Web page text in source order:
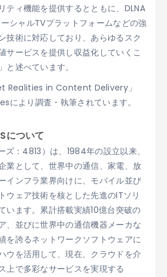
ティ機能を提供するとともに、DLNA
シャルTVプラットフォームなどの強
技術に対応しており、あらゆるスク
サービスを提供し収益化していくこ
と述べています。
Realities in Content Delivery」
により調査・執筆されています。
について
ズ：4813）は、1984年の設立以来、
業として、世界中の通信、家電、放
インフラ業界向けに、モバイル並び
ウェア技術を核とした先進のITソリ
います。累計搭載実績10億台突破の
、並びに世界中の通信機器メーカな
を誇るネットワークソフトウェアに
ウを活用して、現在、クラウドを介
上で多彩なサービスを実現する